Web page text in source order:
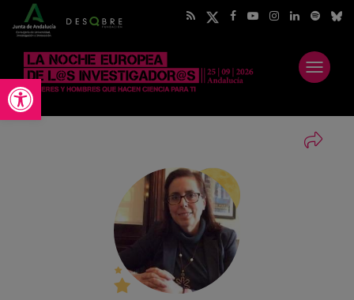
Abrir barra de herramientas
Abrir
menú